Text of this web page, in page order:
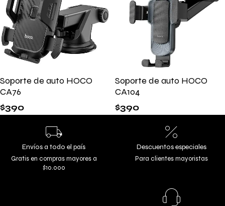
Soporte de auto HOCO
CA76
$390
Soporte de auto HOCO
CA104
$390
Envíos a todo el país
Gratis en compras mayores a
$10.000
Descuentos especiales
Para clientes mayoristas